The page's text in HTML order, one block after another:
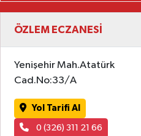
ÖZLEM ECZANESİ
Yenişehir Mah.Atatürk
Cad.No:33/A
Yol Tarifi Al
0 (326) 311 21 66